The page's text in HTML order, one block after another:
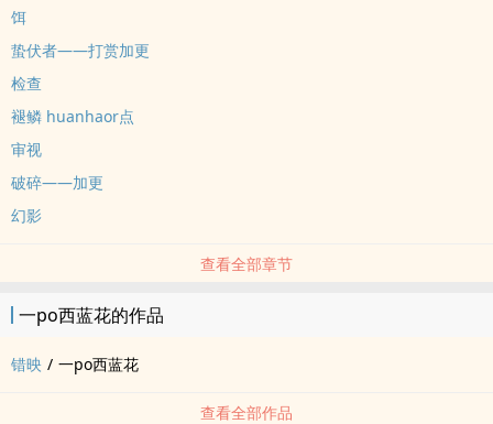
饵
蛰伏者——打赏加更
检查
褪鳞 huanhaor点
审视
破碎——加更
幻影
查看全部章节
一po西蓝花的作品
错映 / 一po西蓝花
查看全部作品